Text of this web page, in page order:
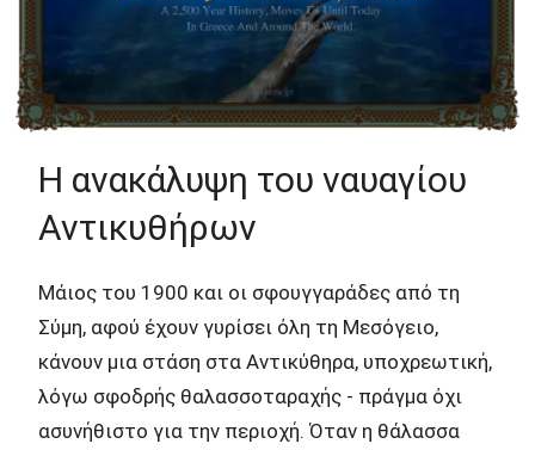
Η ανακάλυψη του ναυαγίου
Αντικυθήρων
Μάιος του 1900 και οι σφουγγαράδες από τη
Σύμη, αφού έχουν γυρίσει όλη τη Μεσόγειο,
κάνουν μια στάση στα Αντικύθηρα, υποχρεωτική,
λόγω σφοδρής θαλασσοταραχής - πράγμα όχι
ασυνήθιστο για την περιοχή. Όταν η θάλασσα